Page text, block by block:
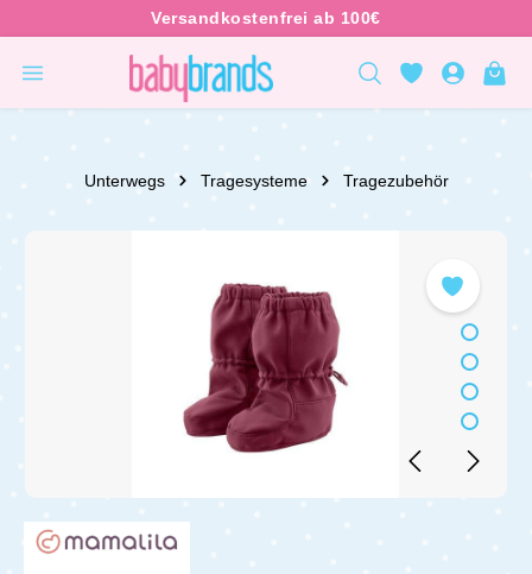
Unterwegs Tragesysteme Tragezubehör